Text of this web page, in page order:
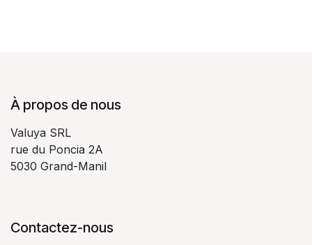
À propos de nous
Valuya SRL
rue du Poncia 2A
5030 Grand-Manil
Contactez-nous